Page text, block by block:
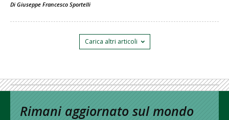
Di Giuseppe Francesco Sportelli
Carica altri articoli
Rimani aggiornato sul mondo